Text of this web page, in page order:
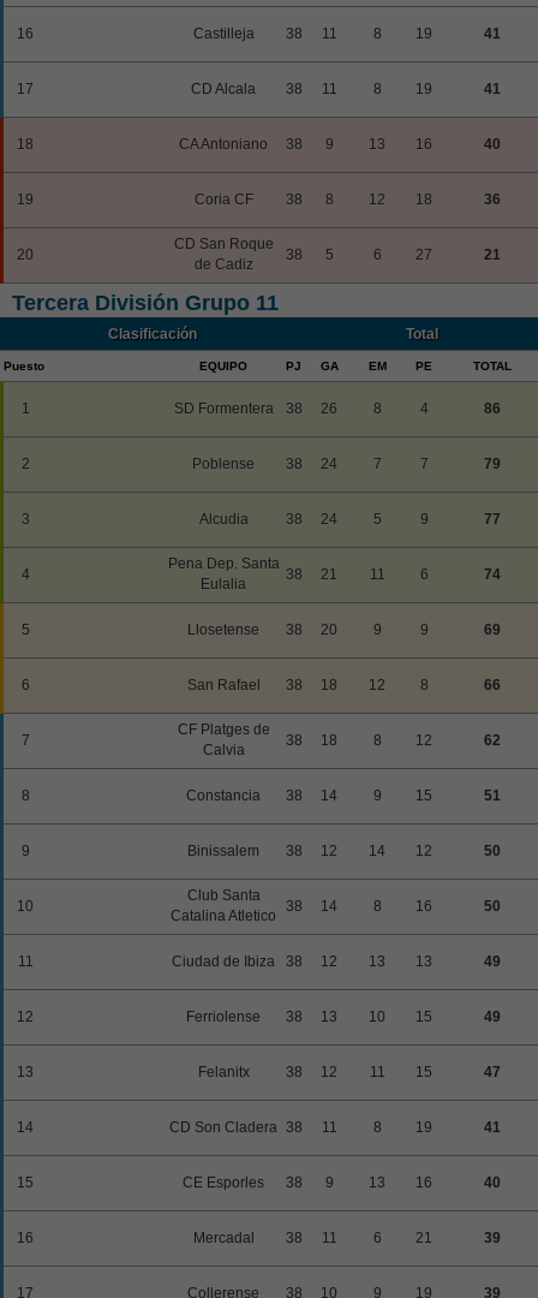
16 Castilleja 38 11 8 19 41
17 CD Alcala 38 11 8 19 41
18 CA Antoniano 38 9 13 16 40
19 Coria CF 38 8 12 18 36
20
CD San Roque
de Cadiz
38 5 6 27 21
Tercera División Grupo 11
Clasificación Total
Puesto EQUIPO PJ GA EM PE TOTAL
1 SD Formentera 38 26 8 4 86
2 Poblense 38 24 7 7 79
3 Alcudia 38 24 5 9 77
4
Pena Dep. Santa
Eulalia
38 21 11 6 74
5 Llosetense 38 20 9 9 69
6 San Rafael 38 18 12 8 66
7
CF Platges de
Calvia
38 18 8 12 62
8 Constancia 38 14 9 15 51
9 Binissalem 38 12 14 12 50
10
Club Santa
Catalina Atletico
38 14 8 16 50
11 Ciudad de Ibiza 38 12 13 13 49
12 Ferriolense 38 13 10 15 49
13 Felanitx 38 12 11 15 47
14 CD Son Cladera 38 11 8 19 41
15 CE Esporles 38 9 13 16 40
16 Mercadal 38 11 6 21 39
17 Collerense 38 10 9 19 39